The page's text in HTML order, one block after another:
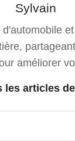
Sylvain
d'automobile
améliorer
les articles